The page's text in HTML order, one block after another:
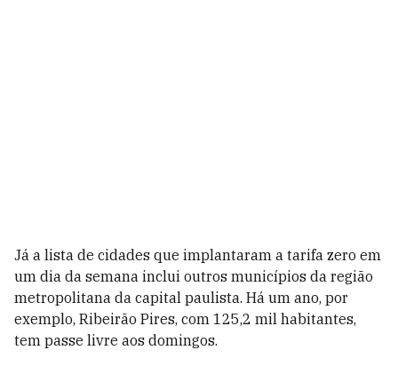
Já a lista de cidades que implantaram a tarifa zero em
um dia da semana inclui outros municípios da região
metropolitana da capital paulista. Há um ano, por
exemplo, Ribeirão Pires, com 125,2 mil habitantes,
tem passe livre aos domingos.